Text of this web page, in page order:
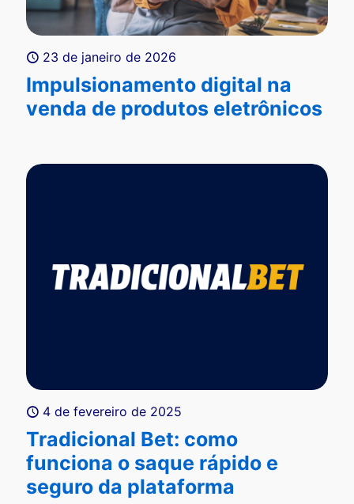
23 de janeiro de 2026
Impulsionamento digital na
venda de produtos eletrônicos
4 de fevereiro de 2025
Tradicional Bet: como
funciona o saque rápido e
seguro da plataforma